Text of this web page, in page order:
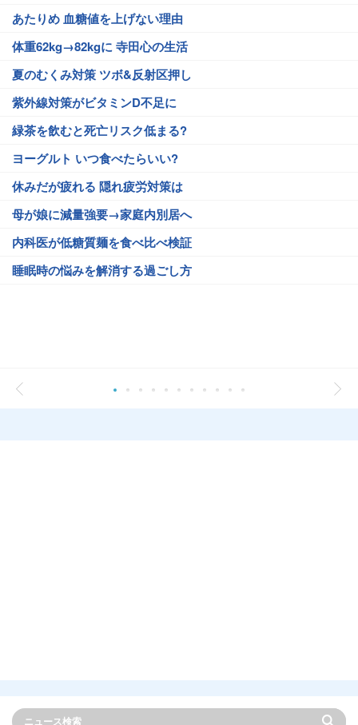
あたりめ 血糖値を上げない理由
体重62kg→82kgに 寺田心の生活
夏のむくみ対策 ツボ&反射区押し
紫外線対策がビタミンD不足に
緑茶を飲むと死亡リスク低まる?
ヨーグルト いつ食べたらいい?
休みだが疲れる 隠れ疲労対策は
母が娘に減量強要→家庭内別居へ
内科医が低糖質麺を食べ比べ検証
睡眠時の悩みを解消する過ごし方